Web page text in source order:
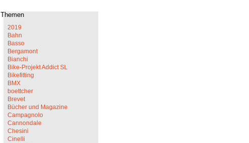
Themen
2019
Bahn
Basso
Bergamont
Bianchi
Bike-Projekt Addict SL
Bikefitting
BMX
boettcher
Brevet
Bücher und Magazine
Campagnolo
Cannondale
Chesini
Cinelli